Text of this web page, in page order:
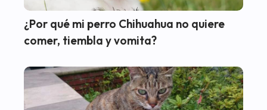
¿Por qué mi perro Chihuahua no quiere
comer, tiembla y vomita?